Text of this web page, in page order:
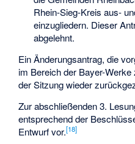
Rhein-Sieg-Kreis aus-
einzugliedern. Dieser
abgelehnt.
Ein Änderungsantrag, die
im Bereich der Bayer-
der Sitzung wieder
Zur abschließenden 3.
entsprechend der
Entwurf vor.[18]